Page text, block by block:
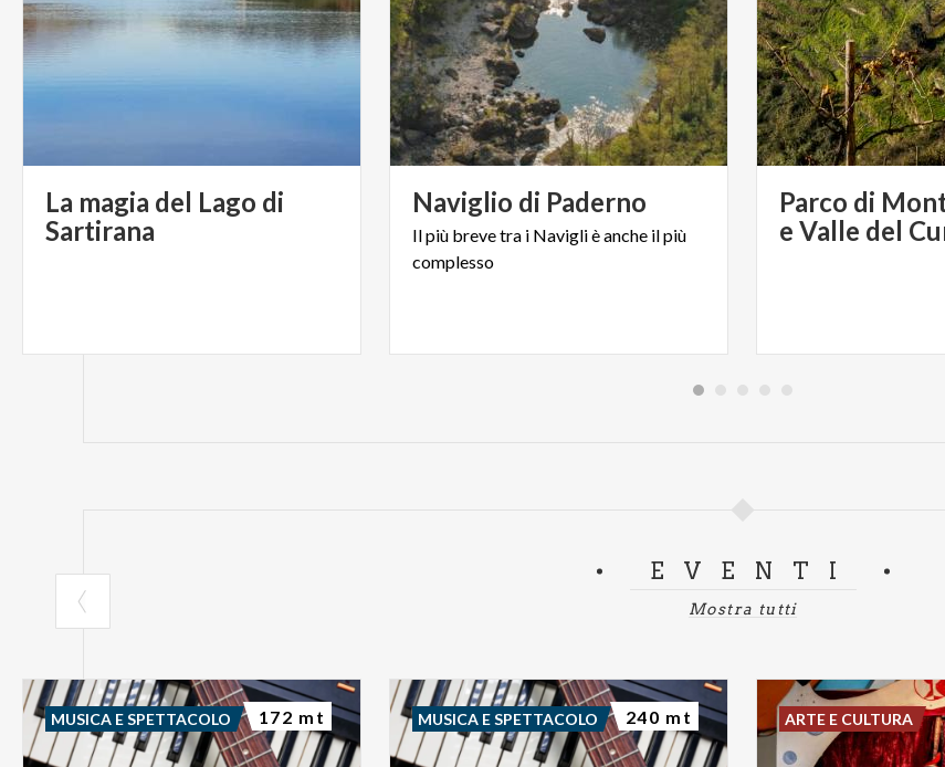
La magia del Lago di
Sartirana
Naviglio di Paderno
Ilpiù brevetra i Naviglièanche ilpiù
complesso
Parco di
e Valle del
EVENTI
Mostra tutti
MUSICA E SPETTACOLO 172 mt MUSICA E SPETTACOLO 240 mt ARTE E CULTURA